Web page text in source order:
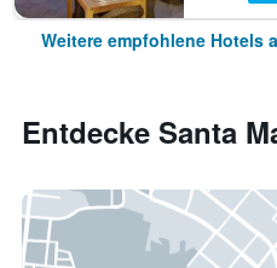
Weitere empfohlene Hotels
Entdecke Santa